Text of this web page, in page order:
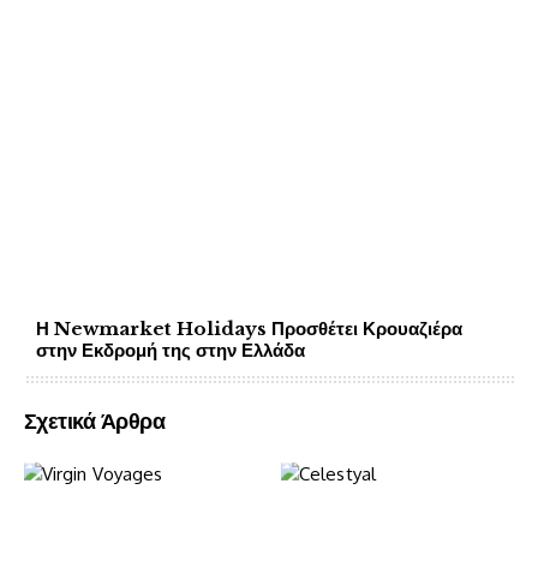
Η Newmarket Holidays Προσθέτει Κρουαζιέρα
στην Εκδρομή της στην Ελλάδα
Σχετικά Άρθρα